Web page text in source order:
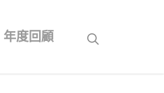
年度回顧